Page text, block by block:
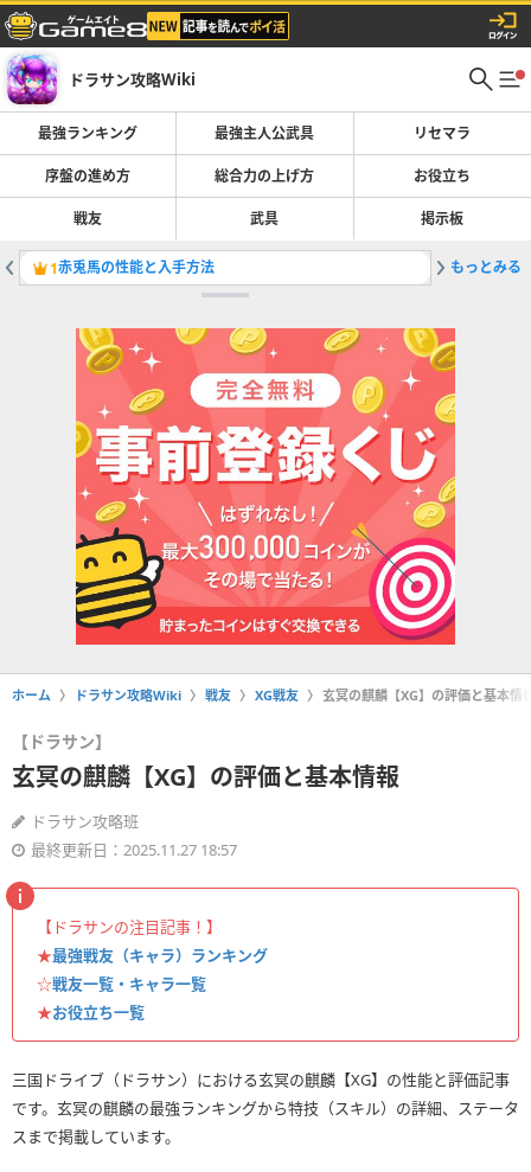
ドラサン攻略Wiki
最強ランキング 最強主人公武具 リセマラ
序盤の進め方 総合力の上げ方 お役立ち
戦友 武具 掲示板
1赤兎馬の性能と入手方法 もっとみる
ホーム ドラサン攻略Wiki 戦友 XG戦友 玄冥の麒麟【XG】の評価と基本情
【ドラサン】
玄冥の麒麟【XG】の評価と基本情報
ドラサン攻略班
最終更新日：2025.11.27 18:57
【ドラサンの注目記事！】
★最強戦友（キャラ）ランキング
☆戦友一覧・キャラ一覧
★お役立ち一覧
三国ドライブ（ドラサン）における玄冥の麒麟【XG】の性能と評価記事
です。玄冥の麒麟の最強ランキングから特技（スキル）の詳細、ステータ
スまで掲載しています。